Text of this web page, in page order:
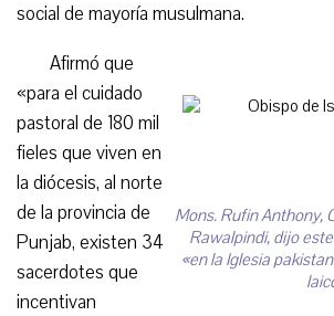
social de mayoría musulmana.
Mons. Rufin Anthony,
Rawalpindi, dijo
«en la Iglesia
Afirmó que
«para el cuidado
pastoral de 180 mil
fieles que viven en
la diócesis, al norte
de la provincia de
Punjab, existen 34
sacerdotes que
incentivan